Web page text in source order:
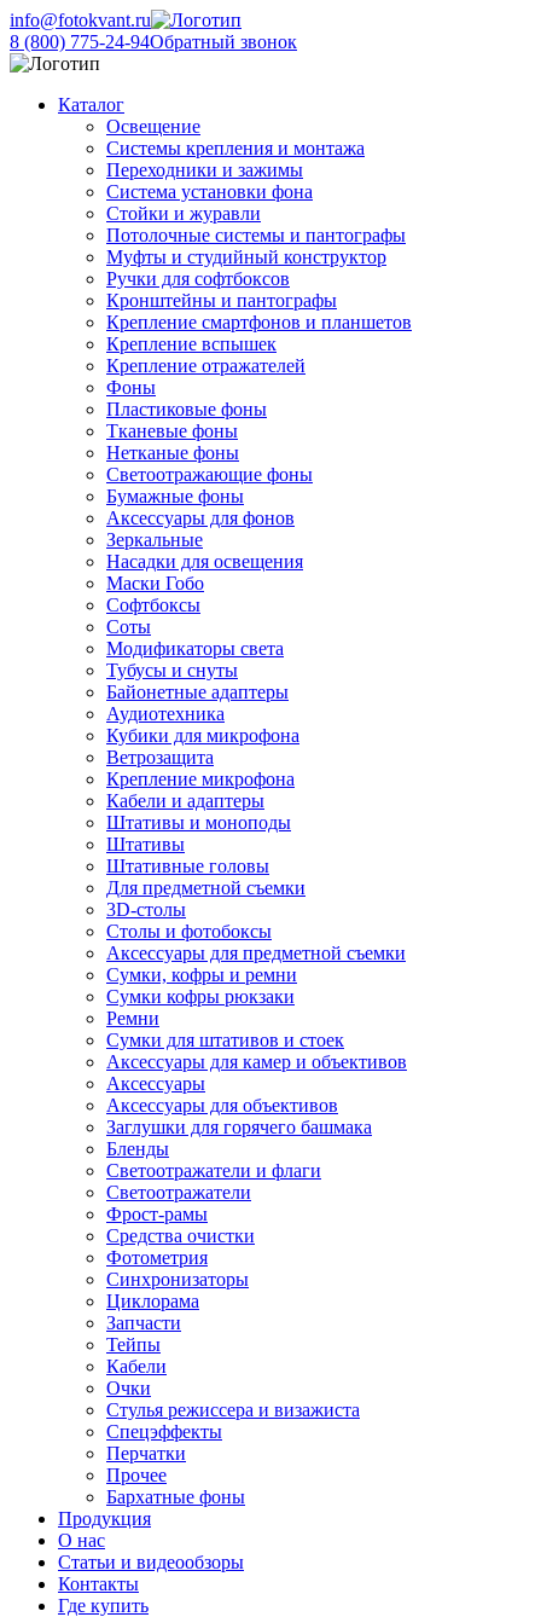
info@fotokvant.ru
8 (800) 775-24-94Обратный звонок
Каталог
Освещение
Системы крепления и монтажа
Переходники и зажимы
Система установки фона
Стойки и журавли
Потолочные системы и пантографы
Муфты и студийный конструктор
Ручки для софтбоксов
Кронштейны и пантографы
Крепление смартфонов и планшетов
Крепление вспышек
Крепление отражателей
Фоны
Пластиковые фоны
Тканевые фоны
Нетканые фоны
Светоотражающие фоны
Бумажные фоны
Аксессуары для фонов
Зеркальные
Насадки для освещения
Маски Гобо
Софтбоксы
Соты
Модификаторы света
Тубусы и снуты
Байонетные адаптеры
Аудиотехника
Кубики для микрофона
Ветрозащита
Крепление микрофона
Кабели и адаптеры
Штативы и моноподы
Штативы
Штативные головы
Для предметной съемки
3D-столы
Столы и фотобоксы
Аксессуары для предметной съемки
Сумки, кофры и ремни
Сумки кофры рюкзаки
Ремни
Сумки для штативов и стоек
Аксессуары для камер и объективов
Аксессуары
Аксессуары для объективов
Заглушки для горячего башмака
Бленды
Светоотражатели и флаги
Светоотражатели
Фрост-рамы
Средства очистки
Фотометрия
Синхронизаторы
Циклорама
Запчасти
Тейпы
Кабели
Очки
Стулья режиссера и визажиста
Спецэффекты
Перчатки
Прочее
Бархатные фоны
Продукция
О нас
Статьи и видеообзоры
Контакты
Где купить